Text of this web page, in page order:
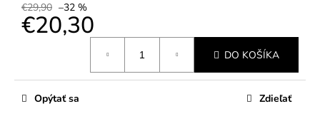
€29,90 –32 %
€20,30
DO KOŠÍKA
Opýtať sa Zdieľať